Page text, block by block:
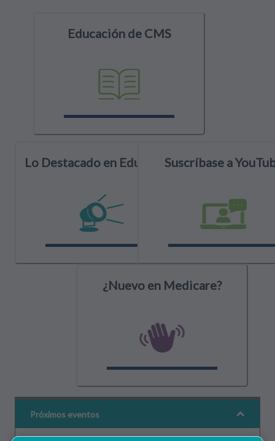
Educación de CMS
Lo Destacado en EducaciónSuscríbase a
¿Nuevo en Medicare?
Próximos eventos